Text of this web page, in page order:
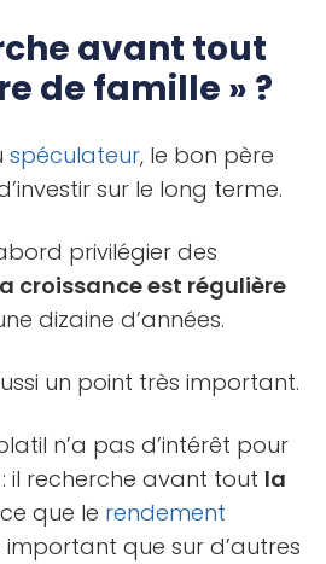
avant tout
de famille » ?
spéculateur, le bon père
sur le long terme.
privilégier des
croissance est régulière
dizaine d’années.
un point très important.
n’a pas d’intérêt pour
il recherche avant tout la
que le rendement
que sur d’autres